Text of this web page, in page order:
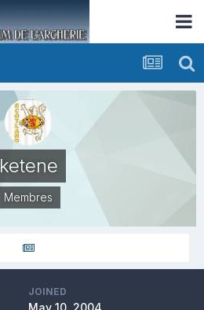
ketene
Membres
JOINED
May 10, 2004